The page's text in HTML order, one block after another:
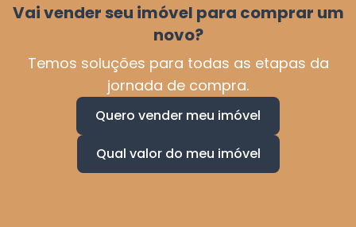
Vai vender seu imóvel para comprar um
novo?
Temos soluções para todas as etapas da
jornada de compra.
Quero vender meu imóvel
Qual valor do meu imóvel